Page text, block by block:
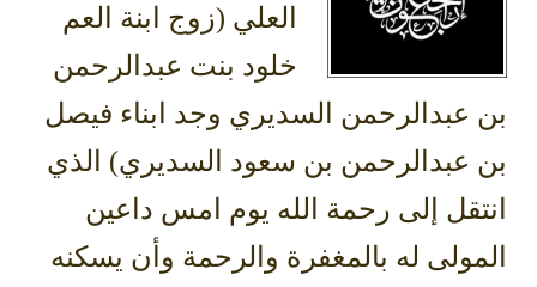
العلي (زوج ابنة العم
خلود بنت عبدالرحمن
بن عبدالرحمن السديري وجد ابناء فيصل
بن عبدالرحمن بن سعود السديري) الذي
انتقل إلى رحمة الله يوم امس داعين
المولى له بالمغفرة والرحمة وأن يسكنه